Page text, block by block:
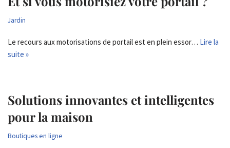
Jardin
Le recours aux motorisations de portail est en plein essor… Lire la
suite »
Solutions innovantes et intelligentes
pour la maison
Boutiques en ligne